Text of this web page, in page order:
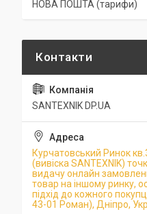
НОВА ПОШТА (тарифи)
SANTEXNIK DP.UA
Курчатовський Ринок
(вивіска SANTEXNIK)
видачу онлайн
товар на іншому ринку,
підхід до кожного
43-01 Роман), Дніпро,